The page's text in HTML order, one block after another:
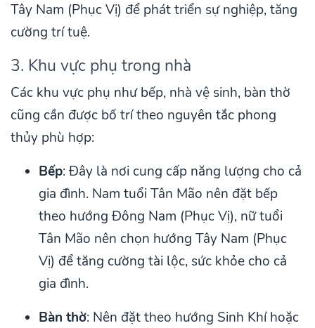
Tây Nam (Phục Vị) để phát triển sự nghiệp, tăng
cường trí tuệ.
3. Khu vực phụ trong nhà
Các khu vực phụ như bếp, nhà vệ sinh, bàn thờ
cũng cần được bố trí theo nguyên tắc phong
thủy phù hợp:
Bếp: Đây là nơi cung cấp năng lượng cho cả
gia đình. Nam tuổi Tân Mão nên đặt bếp
theo hướng Đông Nam (Phục Vị), nữ tuổi
Tân Mão nên chọn hướng Tây Nam (Phục
Vị) để tăng cường tài lộc, sức khỏe cho cả
gia đình.
Bàn thờ: Nên đặt theo hướng Sinh Khí hoặc